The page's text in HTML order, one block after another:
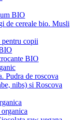
BIO
de cereale bio. Musli
copii
BIO
Pudra de roscova
nibs) si Roscova